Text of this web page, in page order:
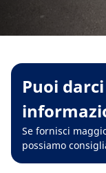
Puoi
Se fornisci
possiamo